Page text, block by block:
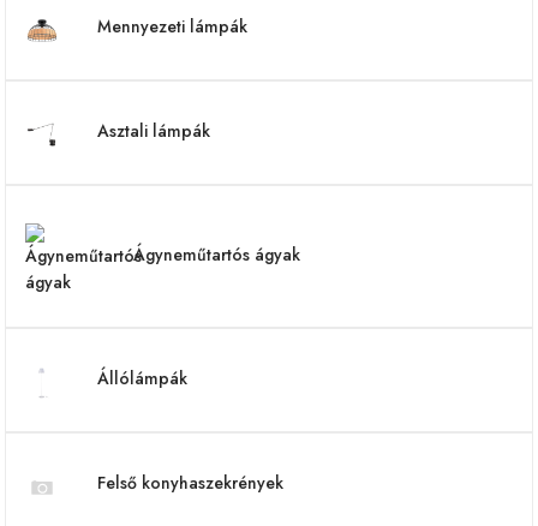
Mennyezeti lámpák
Asztali lámpák
Ágyneműtartós ágyak
Állólámpák
Felső konyhaszekrények